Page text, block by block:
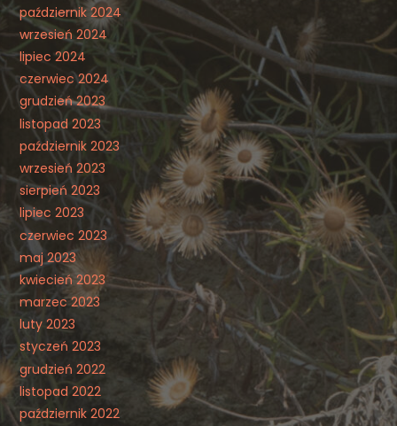
październik 2024
wrzesień 2024
lipiec 2024
czerwiec 2024
grudzień 2023
listopad 2023
październik 2023
wrzesień 2023
sierpień 2023
lipiec 2023
czerwiec 2023
maj 2023
kwiecień 2023
marzec 2023
luty 2023
styczeń 2023
grudzień 2022
listopad 2022
październik 2022